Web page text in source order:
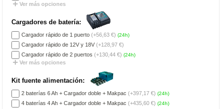
Ver más opciones
Cargadores de batería:
Cargador rápido de 1 puerto (+56,63 €) (24h)
Cargador rápido de 12V y 18V (+128,97 €)
Cargador rápido de 2 puertos (+130,44 €) (24h)
Ver más opciones
Kit fuente alimentación:
2 baterías 6 Ah + Cargador doble + Makpac (+397,17 €) (24h)
4 baterías 4 Ah + Cargador doble + Makpac (+435,60 €) (24h)